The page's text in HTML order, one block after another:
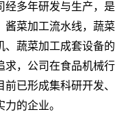
经多年研发与生产，是
酱菜加工流水线，蔬菜
、蔬菜加工成套设备的
求，公司在食品机械行
已形成集科研开发、
的企业。